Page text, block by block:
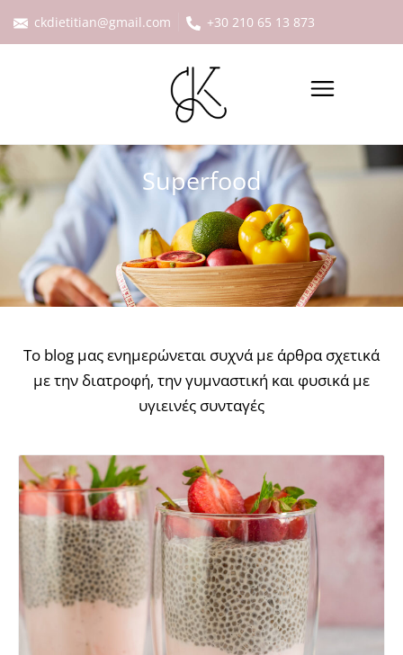
ckdietitian@gmail.com +30 210 65 13 873
Superfood
Το blog μας ενημερώνεται συχνά με άρθρα σχετικά
με την διατροφή, την γυμναστική και φυσικά με
υγιεινές συνταγές